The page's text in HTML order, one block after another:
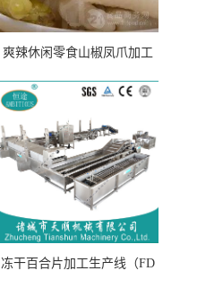
爽辣休闲零食山椒凤爪加工
流水线）
冻干百合片加工生产线（FD